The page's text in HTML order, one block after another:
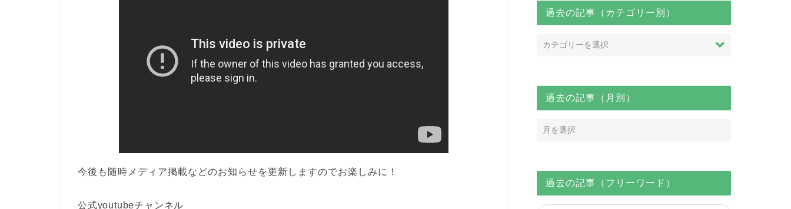
今後も随時メディア掲載などのお知らせを更新しますのでお楽しみに！
公式youtubeチャンネル
過去の記事（カテゴリー別）
過去の記事（月別）
過去の記事（フリーワード）